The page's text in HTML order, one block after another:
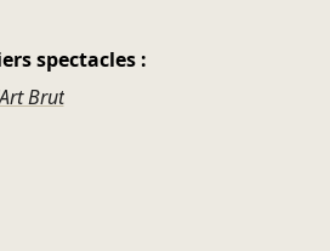
spectacles :
Brut